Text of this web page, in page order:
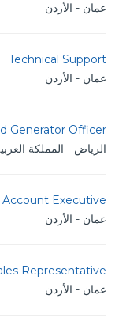
عمان - الأردن
Technical Support
عمان - الأردن
Generator Officer
الرياض - المملكة
Account Executive
عمان - الأردن
Representative
عمان - الأردن